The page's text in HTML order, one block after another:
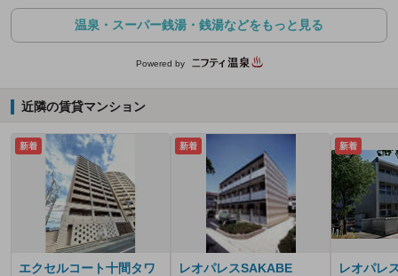
温泉・スーパー銭湯・銭湯などをもっと見る
Powered by
近隣の賃貸マンション
新着
エクセルコート十間タワ
新着
レオパレスSAKABE
新着
レオパレ